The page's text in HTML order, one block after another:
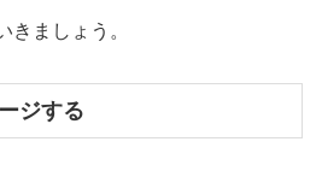
きましょう。
ジする